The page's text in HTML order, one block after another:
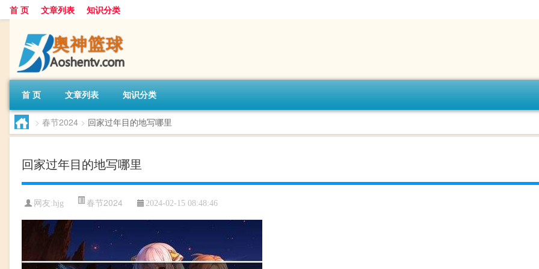
首 页 文章列表 知识分类
首 页 文章列表 知识分类
> 春节2024 > 回家过年目的地写哪里
回家过年目的地写哪里
网友:hjg 春节2024 2024-02-15 08:48:46